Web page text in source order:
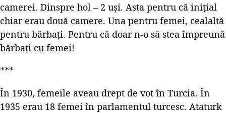
camerei. Dinspre hol – 2 uși. Asta pentru că inițial
chiar erau două camere. Una pentru femei, cealaltă
pentru bărbați. Pentru că doar n-o să stea împreună
bărbați cu femei!
***
În 1930, femeile aveau drept de vot în Turcia. În
1935 erau 18 femei în parlamentul turcesc. Ataturk